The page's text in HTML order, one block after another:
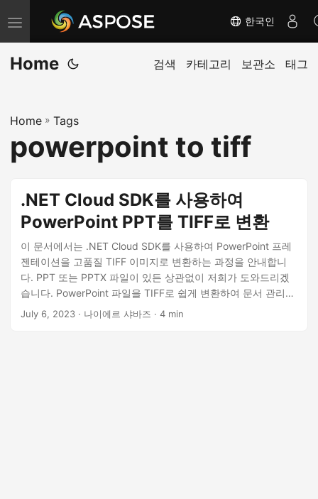
내
비
게
전
환
한국인
Home 검색 카테고리 보관소 태그
Home » Tags
powerpoint to tiff
.NET Cloud SDK를 사용하여
PowerPoint PPT를 TIFF로 변환
이 문서에서는 .NET Cloud SDK를 사용하여 PowerPoint 프레
젠테이션을 고품질 TIFF 이미지로 변환하는 과정을 안내합니
다. PPT 또는 PPTX 파일이 있든 상관없이 저희가 도와드리겠
습니다. PowerPoint 파일을 TIFF로 쉽게 변환하여 문서 관리를
향상시킬 수 있는 다양한 방법을 알아보세요.
July 6, 2023 · 나이에르 샤바즈 · 4 min